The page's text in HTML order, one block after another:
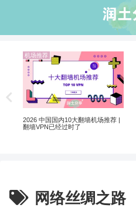
机场推荐
2026 中国国内10大翻墙机场推荐 |
翻墙VPN已经过时了
网络丝绸之路